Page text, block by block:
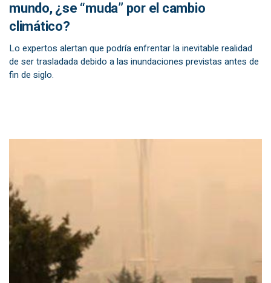
mundo, ¿se “muda” por el cambio
climático?
Lo expertos alertan que podría enfrentar la inevitable realidad
de ser trasladada debido a las inundaciones previstas antes de
fin de siglo.